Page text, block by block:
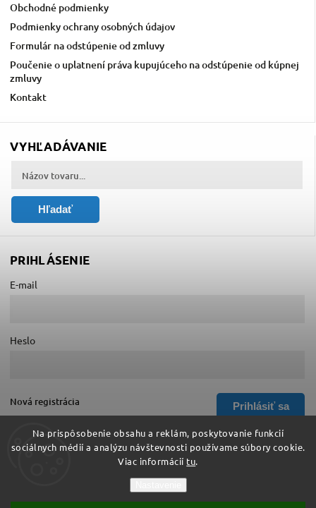
Na prispôsobenie obsahu a reklám, poskytovanie funkcií
sociálnych médií a analýzu návštevnosti používame súbory cookie.
Viac informácií tu.
Obchodné podmienky
Podmienky ochrany osobných údajov
Formulár na odstúpenie od zmluvy
Poučenie o uplatnení práva kupujúceho na odstúpenie od kúpnej
zmluvy
Kontakt
VYHĽADÁVANIE
Hľadať
PRIHLÁSENIE
E-mail
Heslo
Prihlásiť sa
Nová registrácia
Zabudnuté heslo
Hurá do školy. Všetky práva vyhradené.
Upraviť nastavenie cookies